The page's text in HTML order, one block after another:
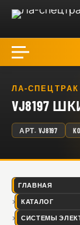
ЛА-СПЕЦТРАК
VJ8197
АРТ. VJ8197
ГЛАВНАЯ
КАТАЛОГ
СИСТЕМЫ